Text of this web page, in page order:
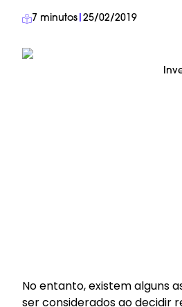
7 minutos 25/02/2019
No entanto, existem alguns
ser considerados ao decidir